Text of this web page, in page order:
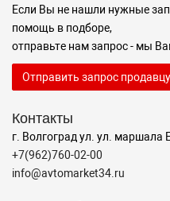
Если Вы не нашли нужные
помощь в подборе,
отправьте нам запрос - мы
Отправить запрос продавцу
Контакты
г. Волгоград ул. ул. маршала
+7(962)760-02-00
info@avtomarket34.ru